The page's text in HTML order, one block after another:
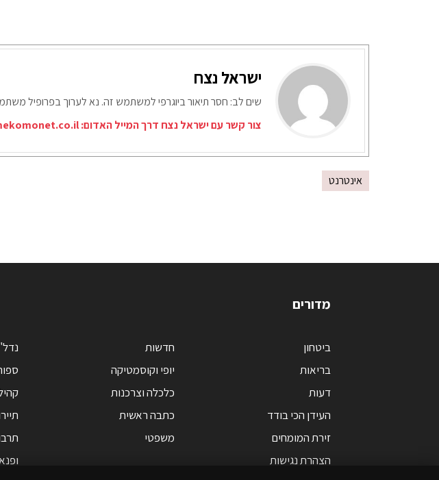
ישראל נצח
שים לב: חסר תיאור ביוגרפי למשתמש זה. נא לערוך בפרופיל
צור קשר עם ישראל נצח דרך המייל האדום:
אינטרנט
מדורים
ביטחון
בריאות
דעות
העידן הכי בודד
זירת המומחים
הצהרת נגישות
חדשות
יופי וקוסמטיקה
כלכלה וצרכנות
כתבה ראשית
משפטי